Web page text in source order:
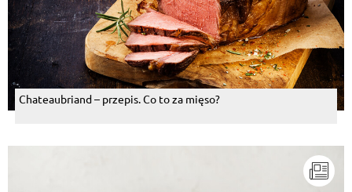
Chateaubriand – przepis. Co to za mięso?